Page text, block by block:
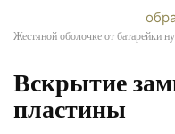
Жестяной оболочке от батарейки
Вскрытие
пластины